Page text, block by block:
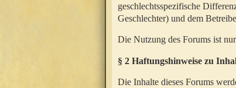
geschlechtsspezifische
Geschlechter) und dem
Die Nutzung des Forums ist
§ 2 Haftungshinweise zu
Die Inhalte dieses Forums